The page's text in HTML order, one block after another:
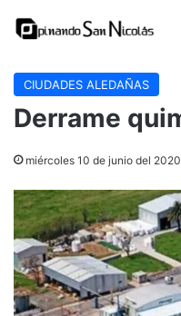
CIUDADES ALEDAÑAS
Derrame
miércoles 10 de junio del 2020